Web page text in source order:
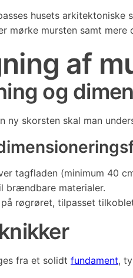
husets
mørke mursten samt mere
af
og
ny skorsten skal man
tagfladen (minimum 40
brændbare materialer.
røgrøret, tilpasset
fra et solidt fundament,